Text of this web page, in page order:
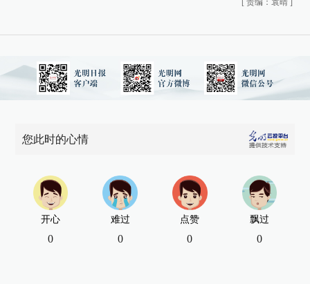
[ 责编：袁晴 ]
您此时的心情
开心
0
难过
0
点赞
0
飘过
0